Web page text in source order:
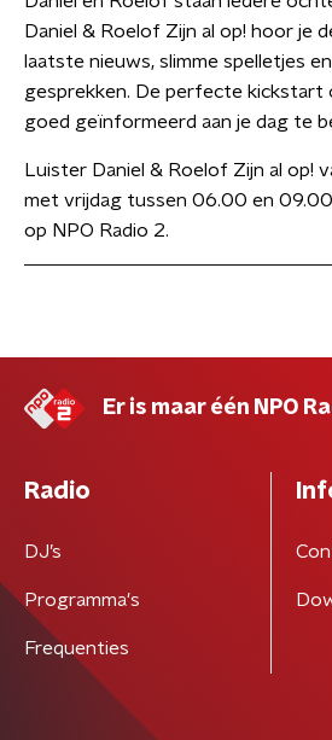
Daniel & Roelof Zijn al op! hoor je
laatste nieuws, slimme spelletjes
gesprekken. De perfecte kickstart
goed geïnformeerd aan je dag te
Luister Daniel & Roelof Zijn al op!
met vrijdag tussen 06.00 en
op NPO Radio 2.
Er is maar één NPO
Radio
DJ’s
Programma's
Frequenties